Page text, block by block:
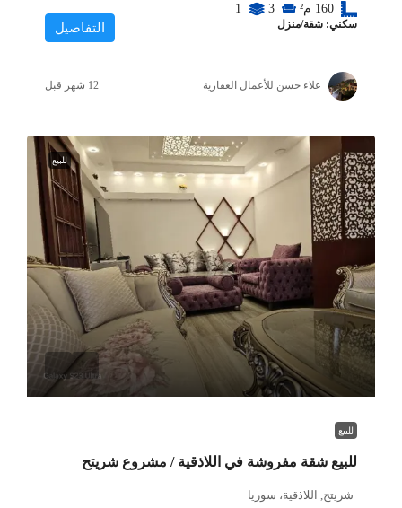
160 م² 3
1
سكني: شقة/منزل التفاصيل
علاء حسن للأعمال العقارية
للبيع
للبيع
للبيع شقة مفروشة في اللاذقية / مشروع شريتح
شريتح, اللاذقية، سوريا